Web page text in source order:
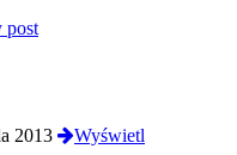
post
2013
Wyświetl